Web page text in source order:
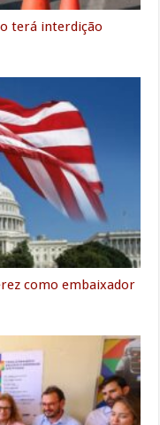
terá interdição
como embaixador